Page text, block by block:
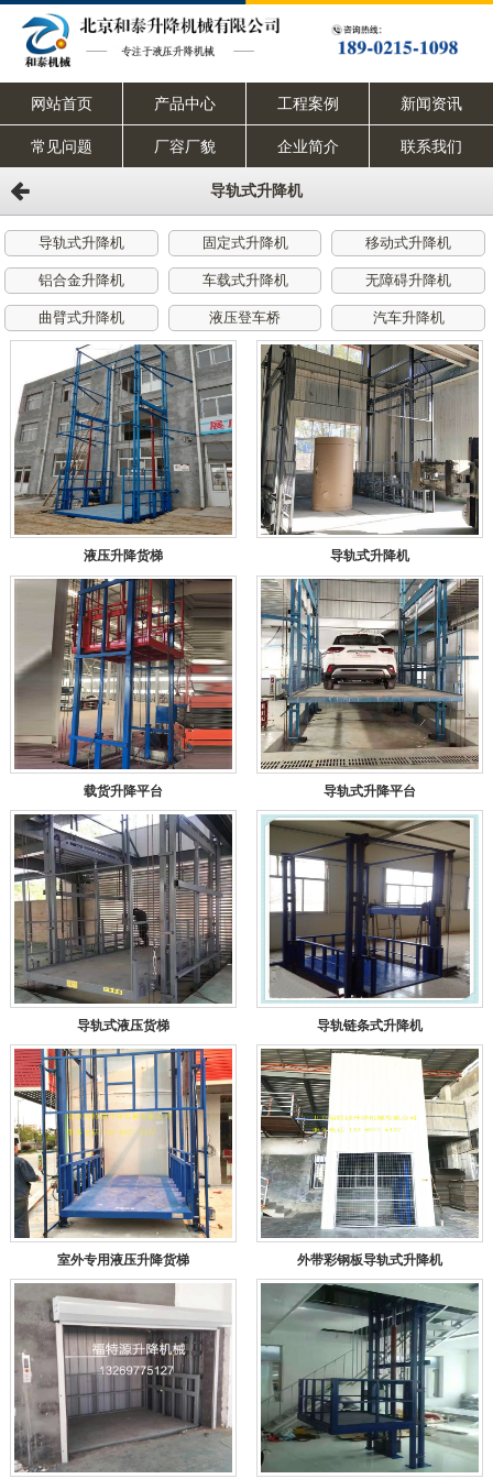
网站首页 产品中心 工程案例 新闻资讯
常见问题 厂容厂貌 企业简介 联系我们
导轨式升降机
导轨式升降机 固定式升降机 移动式升降机
铝合金升降机 车载式升降机 无障碍升降机
曲臂式升降机 液压登车桥 汽车升降机
液压升降货梯 导轨式升降机
载货升降平台 导轨式升降平台
导轨式液压货梯 导轨链条式升降机
室外专用液压升降货梯 外带彩钢板导轨式升降机